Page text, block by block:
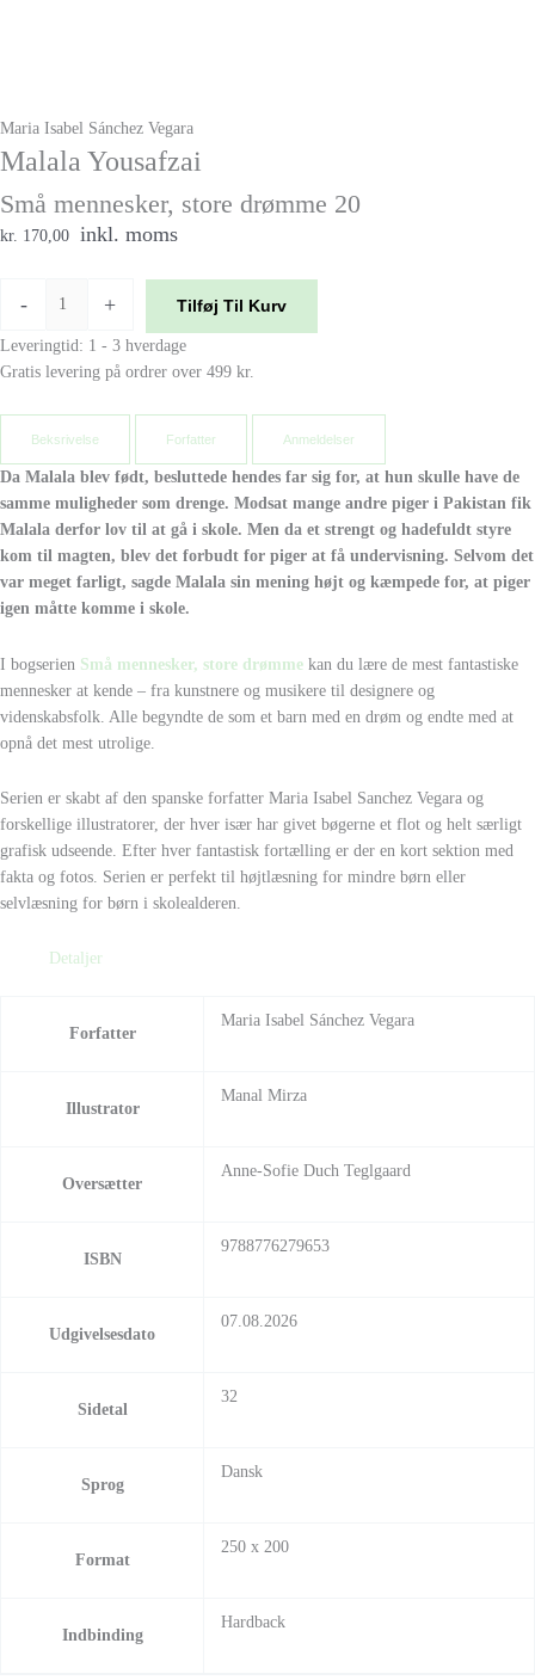
Maria Isabel Sánchez Vegara
Malala Yousafzai
Små mennesker, store drømme 20
kr. 170,00 inkl. moms
- + Tilføj Til Kurv
Leveringtid: 1 - 3 hverdage
Gratis levering på ordrer over 499 kr.
Beksrivelse Forfatter Anmeldelser
Da Malala blev født, besluttede hendes far sig for, at hun skulle have de
samme muligheder som drenge. Modsat mange andre piger i Pakistan fik
Malala derfor lov til at gå i skole. Men da et strengt og hadefuldt styre
kom til magten, blev det forbudt for piger at få undervisning. Selvom det
var meget farligt, sagde Malala sin mening højt og kæmpede for, at piger
igen måtte komme i skole.
I bogserien Små mennesker, store drømme kan du lære de mest fantastiske
mennesker at kende – fra kunstnere og musikere til designere og
videnskabsfolk. Alle begyndte de som et barn med en drøm og endte med at
opnå det mest utrolige.
Serien er skabt af den spanske forfatter Maria Isabel Sanchez Vegara og
forskellige illustratorer, der hver især har givet bøgerne et flot og helt særligt
grafisk udseende. Efter hver fantastisk fortælling er der en kort sektion med
fakta og fotos. Serien er perfekt til højtlæsning for mindre børn eller
selvlæsning for børn i skolealderen.
Detaljer
Forfatter
Maria Isabel Sánchez Vegara
Illustrator
Manal Mirza
Oversætter
Anne-Sofie Duch Teglgaard
ISBN
9788776279653
Udgivelsesdato
07.08.2026
Sidetal
32
Sprog
Dansk
Format
250 x 200
Indbinding
Hardback